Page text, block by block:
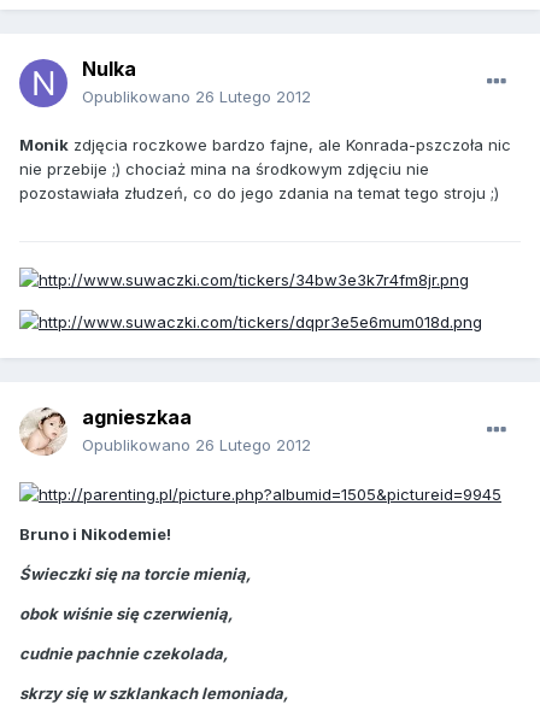
Nulka
Opublikowano 26 Lutego 2012
Monik zdjęcia roczkowe bardzo fajne, ale Konrada-pszczoła nic
nie przebije ;) chociaż mina na środkowym zdjęciu nie
pozostawiała złudzeń, co do jego zdania na temat tego stroju ;)
agnieszkaa
Opublikowano 26 Lutego 2012
Bruno i Nikodemie!
Świeczki się na torcie mienią,
obok wiśnie się czerwienią,
cudnie pachnie czekolada,
skrzy się w szklankach lemoniada,